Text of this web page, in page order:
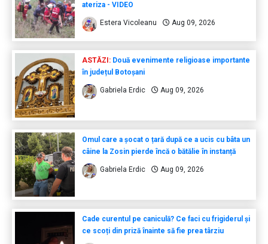
ateriza - VIDEO
Estera Vicoleanu Aug 09, 2026
ASTĂZI:Două evenimente religioase importante
în județul Botoșani
Gabriela Erdic Aug 09, 2026
Omul care a șocat o țară după ce a ucis cu bâta un
câine la Zosin pierde încă o bătălie în instanță
Gabriela Erdic Aug 09, 2026
Cade curentul pe caniculă? Ce faci cu frigiderul și
ce scoți din priză înainte să fie prea târziu